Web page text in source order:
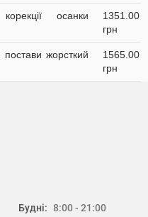
осанки
1351.00
грн
жорсткий
1565.00
грн
Будні: 8:00 - 21:00